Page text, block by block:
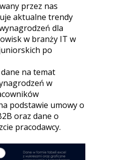
przez nas
aktualne trendy
dla
w branży IT w
po
na temat
w
podstawie umowy o
oraz dane o
pracodawcy.